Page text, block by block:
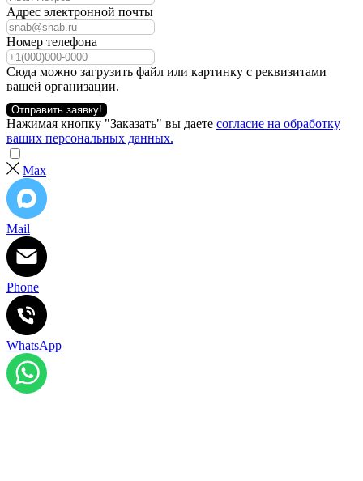
Адрес электронной почты
Номер телефона
Сюда можно загрузить файл или картинку с реквизитами
вашей организации.
Отправить заявку!
Нажимая кнопку "Заказать" вы даете согласие на обработку
ваших персональных данных.
Max
Mail
Phone
WhatsApp